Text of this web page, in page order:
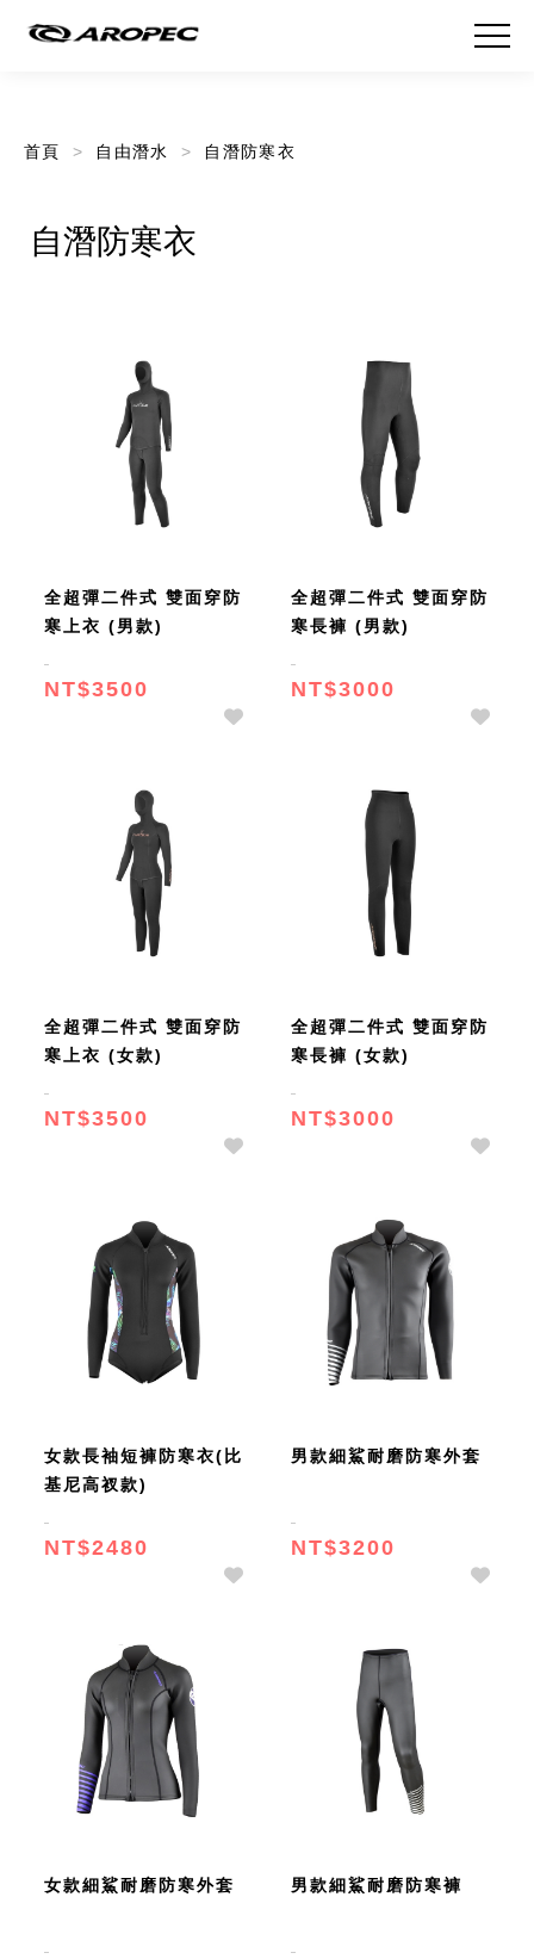
首頁 自由潛水 自潛防寒衣
自潛防寒衣
全超彈二件式 雙面穿防
寒上衣 (男款)
NT$3500
全超彈二件式 雙面穿防
寒長褲 (男款)
NT$3000
全超彈二件式 雙面穿防
寒上衣 (女款)
NT$3500
全超彈二件式 雙面穿防
寒長褲 (女款)
NT$3000
女款長袖短褲防寒衣(比
基尼高衩款)
NT$2480
男款細鯊耐磨防寒外套
NT$3200
女款細鯊耐磨防寒外套 男款細鯊耐磨防寒褲